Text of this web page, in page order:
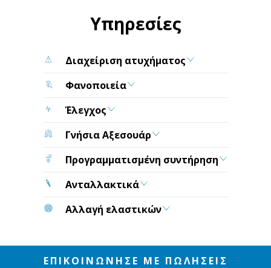
Υπηρεσίες
Διαχείριση ατυχήματος
Φανοποιεία
Έλεγχος
Γνήσια Αξεσουάρ
Προγραμματισμένη συντήρηση
Ανταλλακτικά
Αλλαγή ελαστικών
ΕΠΙΚΟΙΝΩΝΗΣΕ ΜΕ ΠΩΛΗΣΕΙΣ